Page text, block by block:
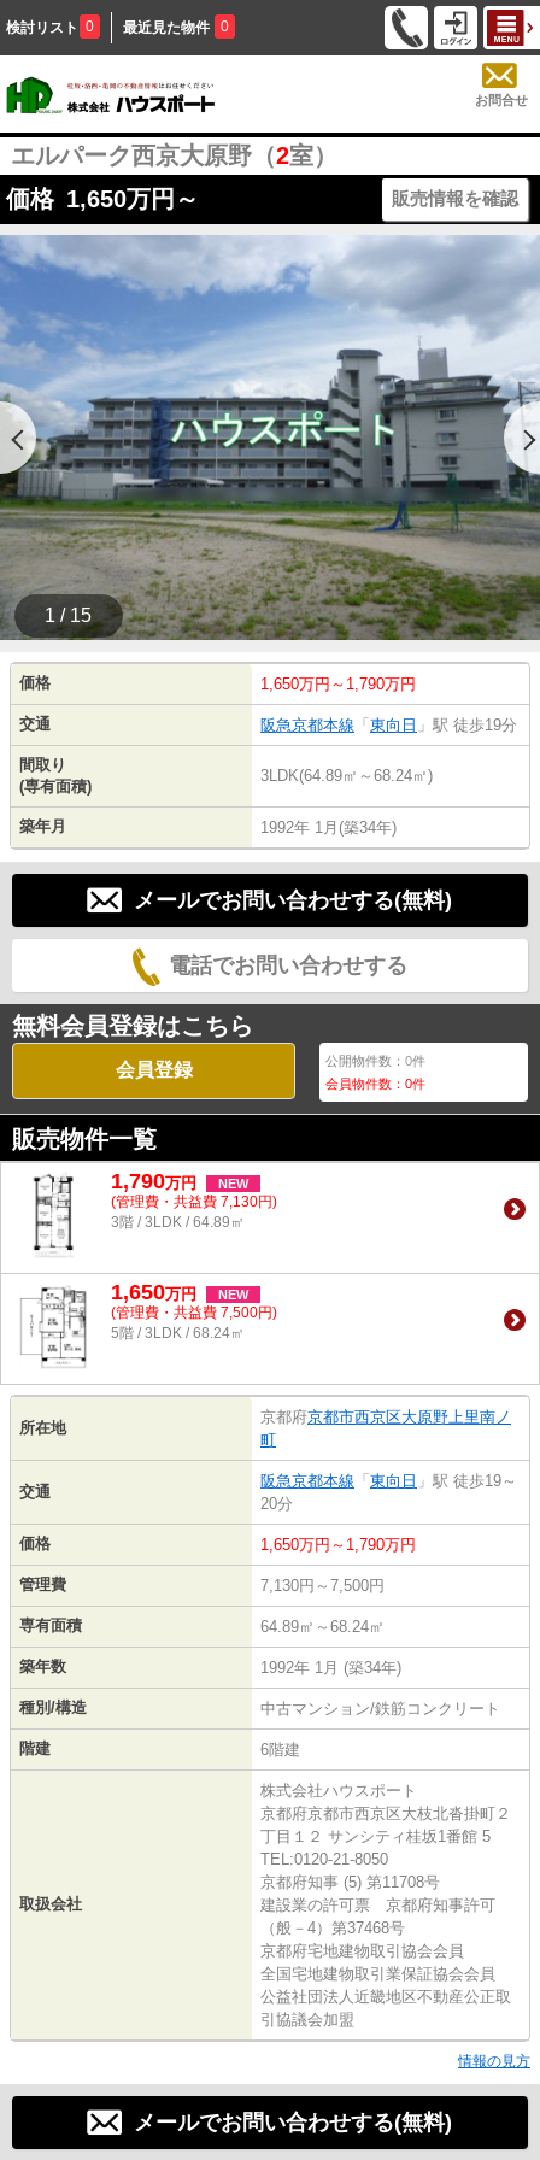
検討リスト 0 最近見た物件 0
お問合せ
エルパーク西京大原野（2室）
価格 1,650万円～ 販売情報を確認
1 / 15
価格 1,650万円～1,790万円
交通 阪急京都本線 「 東向日 」駅 徒歩19分
間取り
(専有面積)
3LDK(64.89㎡～68.24㎡)
築年月 1992年 1月(築34年)
メールでお問い合わせする(無料)
電話でお問い合わせする
無料会員登録はこちら
会員登録 公開物件数：0件
会員物件数：0件
販売物件一覧
1,790万円 NEW
(管理費・共益費 7,130円)
3階 / 3LDK / 64.89㎡
1,650万円 NEW
(管理費・共益費 7,500円)
5階 / 3LDK / 68.24㎡
所在地
京都府京都市西京区大原野上里南ノ
町
交通
阪急京都本線 「 東向日 」駅 徒歩19～
20分
価格 1,650万円～1,790万円
管理費 7,130円～7,500円
専有面積 64.89㎡～68.24㎡
築年数 1992年 1月 (築34年)
種別/構造 中古マンション/鉄筋コンクリート
階建 6階建
取扱会社
株式会社ハウスポート
京都府京都市西京区大枝北沓掛町２
丁目１２ サンシティ桂坂1番館 5
TEL:0120-21-8050
京都府知事 (5) 第11708号
建設業の許可票 京都府知事許可
（般－4）第37468号
京都府宅地建物取引協会会員
全国宅地建物取引業保証協会会員
公益社団法人近畿地区不動産公正取
引協議会加盟
情報の見方
メールでお問い合わせする(無料)